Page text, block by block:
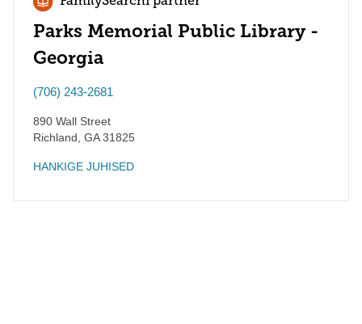
Parks Memorial Public Library -
Georgia
(706) 243-2681
890 Wall Street
Richland GA31825
HANKIGE JUHISED